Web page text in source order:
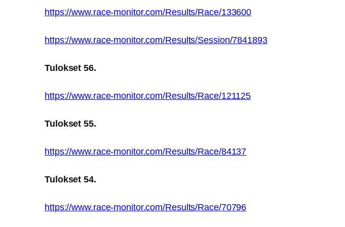
https://www.race-monitor.com/Results/Race/133600
https://www.race-monitor.com/Results/Session/7841893
Tulokset 56.
https://www.race-monitor.com/Results/Race/121125
Tulokset 55.
https://www.race-monitor.com/Results/Race/84137
Tulokset 54.
https://www.race-monitor.com/Results/Race/70796